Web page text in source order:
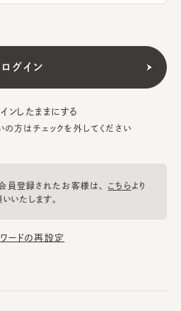
ンしたままにする
方はチェックを外してください
登録されたお客様は、 こちらより
いたします。
ードの再設定